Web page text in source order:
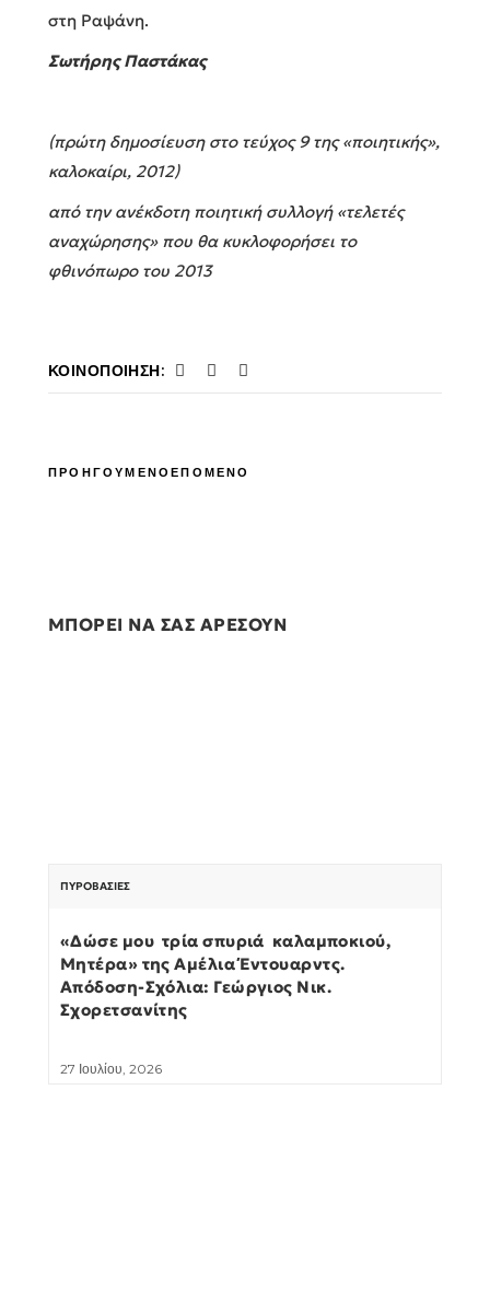
στη Ραψάνη.
Σωτήρης Παστάκας
(πρώτη δημοσίευση στο τεύχος 9 της «ποιητικής»,
καλοκαίρι, 2012)
από την ανέκδοτη ποιητική συλλογή «τελετές
αναχώρησης» που θα κυκλοφορήσει το
φθινόπωρο του 2013
ΚΟΙΝΟΠΟΊΗΣΗ:
ΠΡΟΗΓΟΥΜΕΝΟΕΠΟΜΕΝΟ
ΜΠΟΡΕΙ ΝΑ ΣΑΣ ΑΡΕΣΟΥΝ
ΠΥΡΟΒΑΣΊΕΣ
«Δώσε μου τρία σπυριά καλαμποκιού,
Μητέρα» της Αμέλια Έντουαρντς.
Απόδοση-Σχόλια: Γεώργιος Νικ.
Σχορετσανίτης
27 Ιουλίου, 2026